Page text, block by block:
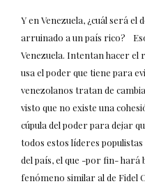
Y en Venezuela, ¿cuál será el
arruinado a un país rico?
Venezuela. Intentan hacer
usa el poder que tiene para
venezolanos tratan de
visto que no existe una
cúpula del poder para dejar
todos estos líderes populistas
del país, el que -por fin- hará
fenómeno similar al de Fidel